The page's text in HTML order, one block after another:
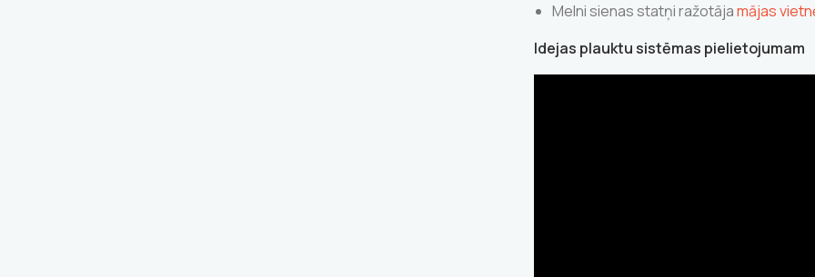
Melni sienas statņi ražotājamājas
Idejas plauktu sistēmas pielietojumam